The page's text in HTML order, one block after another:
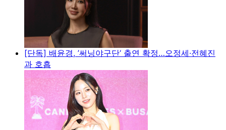
[단독] 배윤경, ’써닝야구단‘ 출연 확정…오정세·전혜진
과 호흡